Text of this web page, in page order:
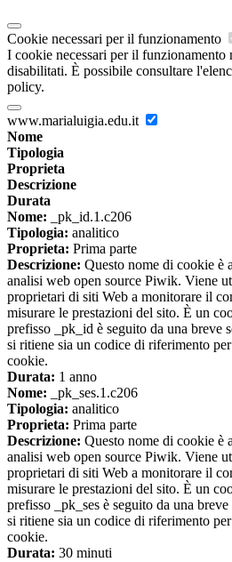
Cookie necessari per il funzionamento
I cookie necessari per il funzionamento
disabilitati. È possibile consultare
policy.
www.marialuigia.edu.it
Nome
Tipologia
Proprieta
Descrizione
Durata
Nome: _pk_id.1.c206
Tipologia: analitico
Proprieta: Prima parte
Descrizione: Questo nome di cookie è
analisi web open source Piwik. Viene
proprietari di siti Web a monitorare il
misurare le prestazioni del sito. È un
prefisso _pk_id è seguito da una breve
si ritiene sia un codice di riferimento
cookie.
Durata: 1 anno
Nome: _pk_ses.1.c206
Tipologia: analitico
Proprieta: Prima parte
Descrizione: Questo nome di cookie è
analisi web open source Piwik. Viene
proprietari di siti Web a monitorare il
misurare le prestazioni del sito. È un
prefisso _pk_ses è seguito da una
si ritiene sia un codice di riferimento
cookie.
Durata: 30 minuti